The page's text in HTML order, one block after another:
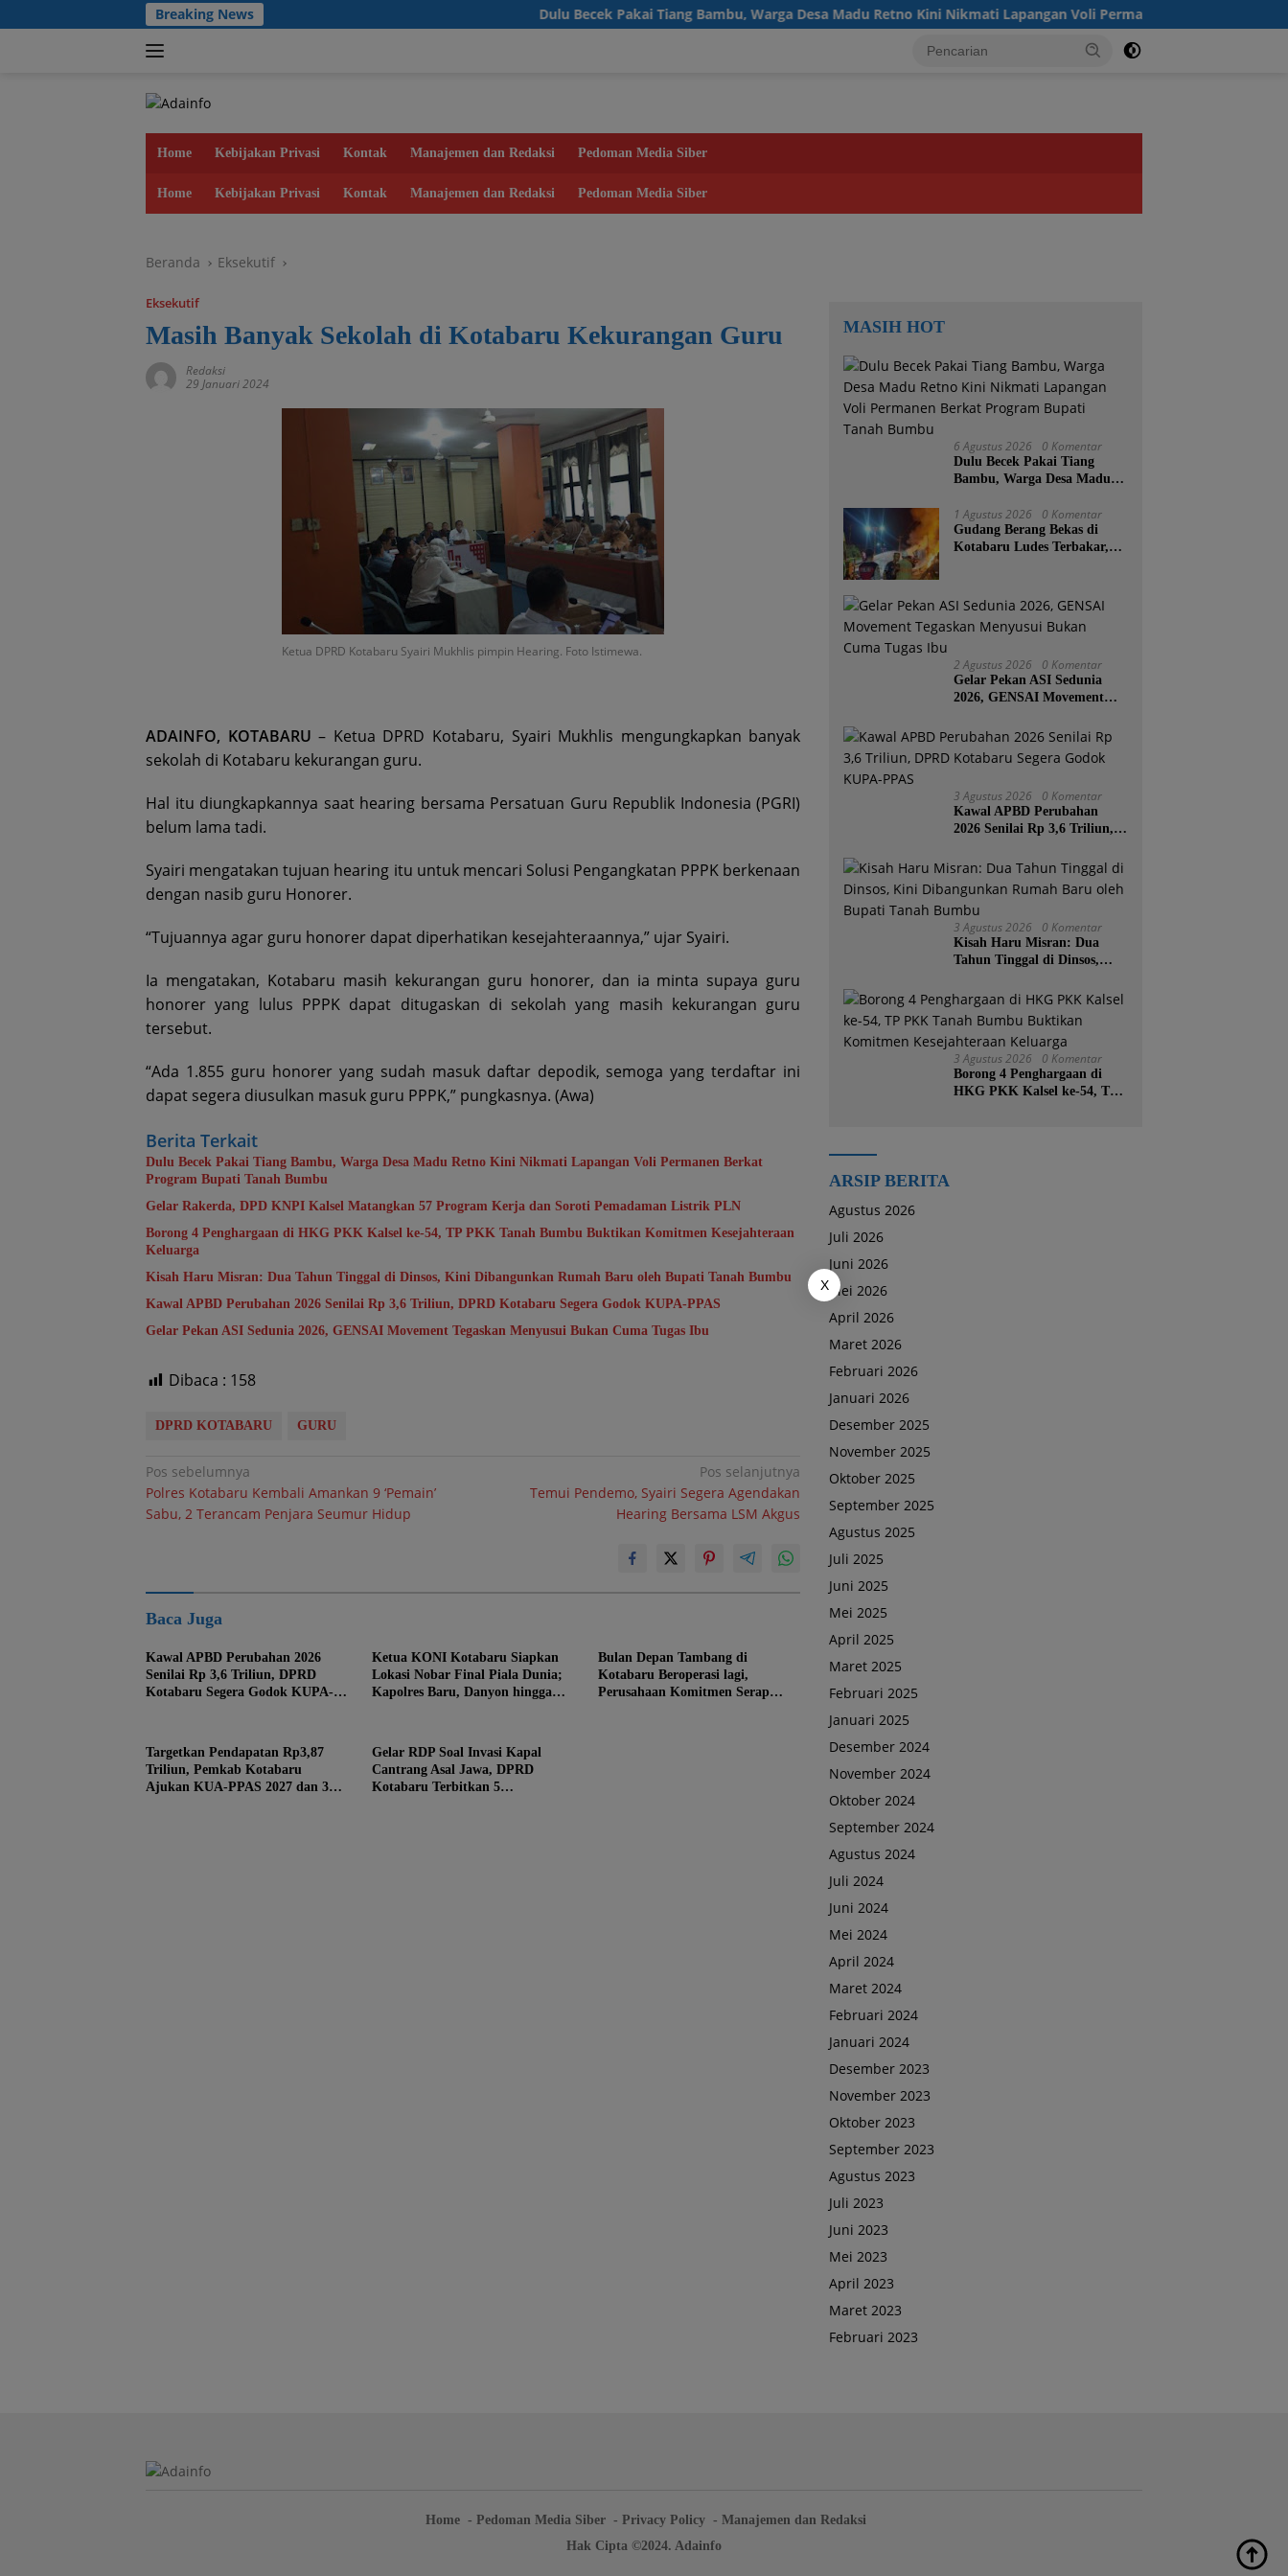
ke
Breaking News Dulu Becek Pakai Tiang Bambu, Warga Desa Madu Retno Kini Nikmati Lapangan Voli Permanen Berkat Program Bupati
Home Kebijakan Privasi Kontak Manajemen dan Redaksi Pedoman Media Siber
Home Kebijakan Privasi Kontak Manajemen dan Redaksi Pedoman Media Siber
Beranda Eksekutif
Eksekutif
Masih Banyak Sekolah di Kotabaru Kekurangan Guru
Redaksi
29 Januari 2024
Ketua DPRD Kotabaru Syairi Mukhlis pimpin Hearing. Foto Istimewa.
ADAINFO, KOTABARU – Ketua DPRD Kotabaru, Syairi Mukhlis mengungkapkan banyak
sekolah di Kotabaru kekurangan guru.
Hal itu diungkapkannya saat hearing bersama Persatuan Guru Republik Indonesia (PGRI)
belum lama tadi.
Syairi mengatakan tujuan hearing itu untuk mencari Solusi Pengangkatan PPPK berkenaan
dengan nasib guru Honorer.
“Tujuannya agar guru honorer dapat diperhatikan kesejahteraannya,” ujar Syairi.
Ia mengatakan, Kotabaru masih kekurangan guru honorer, dan ia minta supaya guru
honorer yang lulus PPPK dapat ditugaskan di sekolah yang masih kekurangan guru
tersebut.
“Ada 1.855 guru honorer yang sudah masuk daftar depodik, semoga yang terdaftar ini
dapat segera diusulkan masuk guru PPPK,” pungkasnya. (Awa)
Berita Terkait
Dulu Becek Pakai Tiang Bambu, Warga Desa Madu Retno Kini Nikmati Lapangan Voli Permanen Berkat
Program Bupati Tanah Bumbu
Gelar Rakerda, DPD KNPI Kalsel Matangkan 57 Program Kerja dan Soroti Pemadaman Listrik PLN
Borong 4 Penghargaan di HKG PKK Kalsel ke-54, TP PKK Tanah Bumbu Buktikan Komitmen Kesejahteraan
Keluarga
Kisah Haru Misran: Dua Tahun Tinggal di Dinsos, Kini Dibangunkan Rumah Baru oleh Bupati Tanah Bumbu
Kawal APBD Perubahan 2026 Senilai Rp 3,6 Triliun, DPRD Kotabaru Segera Godok KUPA-PPAS
Gelar Pekan ASI Sedunia 2026, GENSAI Movement Tegaskan Menyusui Bukan Cuma Tugas Ibu
Dibaca : 158
DPRD KOTABARU GURU
Navigasi
pos
Pos sebelumnya
Polres Kotabaru Kembali Amankan 9 ‘Pemain’
Sabu, 2 Terancam Penjara Seumur Hidup
Pos selanjutnya
Temui Pendemo, Syairi Segera Agendakan
Hearing Bersama LSM Akgus
Baca Juga
Kawal APBD Perubahan 2026
Senilai Rp 3,6 Triliun, DPRD
Kotabaru Segera Godok KUPA-
Ketua KONI Kotabaru Siapkan
Lokasi Nobar Final Piala Dunia;
Kapolres Baru, Danyon hingga
Bulan Depan Tambang di
Kotabaru Beroperasi lagi,
Perusahaan Komitmen Serap
Targetkan Pendapatan Rp3,87
Triliun, Pemkab Kotabaru
Ajukan KUA-PPAS 2027 dan 3
Gelar RDP Soal Invasi Kapal
Cantrang Asal Jawa, DPRD
Kotabaru Terbitkan 5
MASIH HOT
6 Agustus 2026 0 Komentar
Dulu Becek Pakai Tiang
Bambu, Warga Desa Madu
Lapangan Voli Permanen
Berkat Program Bupati
Tanah Bumbu
1 Agustus 2026 0 Komentar
Gudang Berang Bekas di
Kotabaru Ludes Terbakar,
2 Agustus 2026 0 Komentar
Gelar Pekan ASI Sedunia
2026, GENSAI Movement
Cuma Tugas Ibu
3 Agustus 2026 0 Komentar
Kawal APBD Perubahan
2026 Senilai Rp 3,6 Triliun,
Godok KUPA-PPAS
3 Agustus 2026 0 Komentar
Kisah Haru Misran: Dua
Tahun Tinggal di Dinsos,
Baru oleh Bupati Tanah
Bumbu
3 Agustus 2026 0 Komentar
Borong 4 Penghargaan di
HKG PKK Kalsel ke-54, TP
ARSIP BERITA
Agustus 2026
Juli 2026
Juni 2026
Mei 2026
April 2026
Maret 2026
Februari 2026
Januari 2026
Desember 2025
November 2025
Oktober 2025
September 2025
Agustus 2025
Juli 2025
Juni 2025
Mei 2025
April 2025
Maret 2025
Februari 2025
Januari 2025
Desember 2024
November 2024
Oktober 2024
September 2024
Agustus 2024
Juli 2024
Juni 2024
Mei 2024
April 2024
Maret 2024
Februari 2024
Januari 2024
Desember 2023
November 2023
Oktober 2023
September 2023
Agustus 2023
Juli 2023
Juni 2023
Mei 2023
April 2023
Maret 2023
Februari 2023
Home Pedoman Media Siber Privacy Policy
Manajemen dan Redaksi
Hak Cipta ©2024. Adainfo
X